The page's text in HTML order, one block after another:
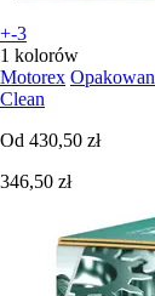
+-3
1 kolorów
Motorex
Clean
Od 430,50 zł
346,50 zł